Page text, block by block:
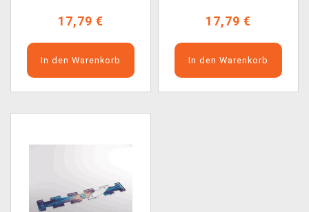
17,79 €
In den Warenkorb
17,79 €
In den Warenkorb